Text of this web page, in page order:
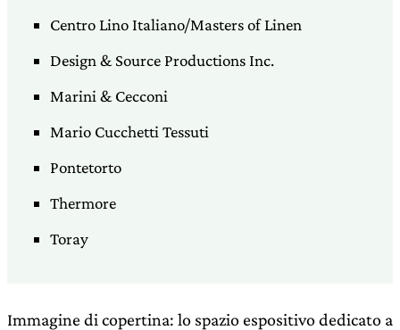
Centro Lino Italiano/Masters of Linen
Design & Source Productions Inc.
Marini & Cecconi
Mario Cucchetti Tessuti
Pontetorto
Thermore
Toray
Immagine di copertina: lo spazio espositivo dedicato a